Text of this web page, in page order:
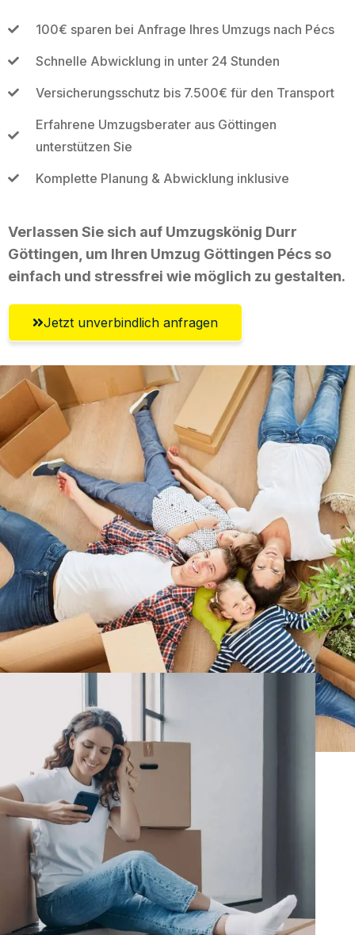
100€ sparen bei Anfrage Ihres Umzugs nach Pécs
Schnelle Abwicklung in unter 24 Stunden
Versicherungsschutz bis 7.500€ für den Transport
Erfahrene Umzugsberater aus Göttingen
unterstützen Sie
Komplette Planung & Abwicklung inklusive
Verlassen Sie sich auf Umzugskönig Durr
Göttingen, um Ihren Umzug Göttingen Pécs so
einfach und stressfrei wie möglich zu gestalten.
Jetzt unverbindlich anfragen